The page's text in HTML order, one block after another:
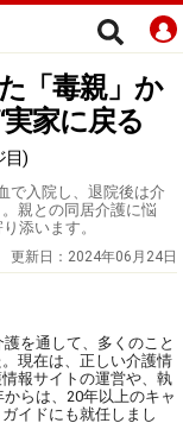
「毒親」か
家に戻る
目)
で入院し、退院後は介
親との同居介護に悩
添います。
更新日： 2024年06月24日
を通して、多くのこと
現在は、正しい介護情
報サイトの運営や、執
らは、20年以上のキャ
イドにも就任しまし